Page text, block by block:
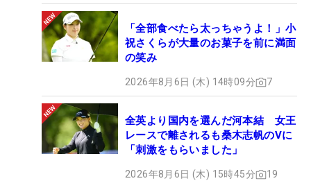
「全部食べたら太っちゃうよ！」小
祝さくらが大量のお菓子を前に満面
の笑み
2026年8月6日 (木) 14時09分 7
全英より国内を選んだ河本結 女王
レースで離されるも桑木志帆のVに
「刺激をもらいました」
2026年8月6日 (木) 15時45分 19